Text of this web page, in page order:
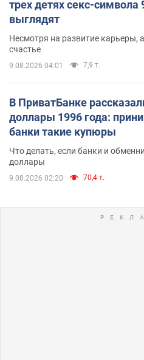
трех детях секс-символа
выглядят
Несмотря на развитие карьеры,
счастье
9.08.2026 04:01 7,9 т.
В ПриватБанке
доллары 1996 года:
банки такие купюры
Что делать, если банки и
доллары
9.08.2026 02:20 70,4 т.